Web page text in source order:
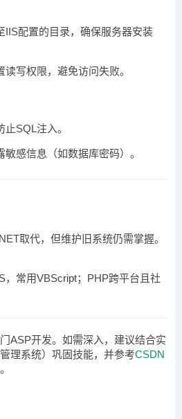
IIS配置的目录，确保服务器安装
写权限，避免访问失败。
SQL注入。
感信息（如数据库密码）。
取代，但维护旧系统仍需掌握。
，常用VBScript；PHP跨平台且社
ASP开发。如需深入，建议结合实
理系统）巩固技能，并参考CSDN